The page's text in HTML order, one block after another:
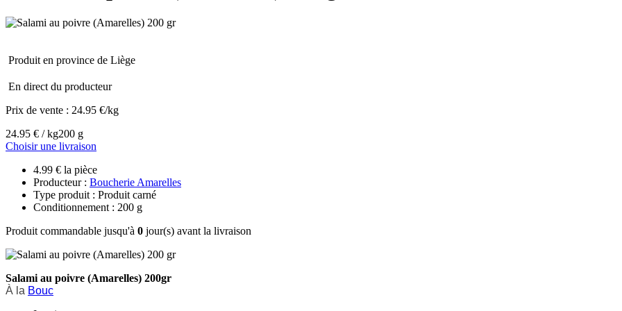
Produit en province de Liège
En direct du producteur
Prix de vente : 24.95 €/kg
24.95 € / kg200 g
Choisir une livraison
4.99 € la pièce
Producteur : Boucherie Amarelles
Type produit : Produit carné
Conditionnement : 200 g
Produit commandable jusqu'à 0 jour(s) avant la livraison
Salami au poivre (Amarelles) 200gr
À la Bouc